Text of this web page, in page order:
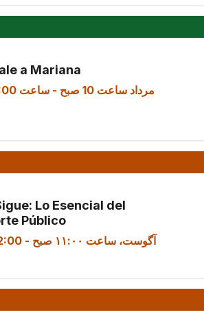
a Mariana
26 مرداد ساعت 10 صبح - ساعت 11:00 صبح
Lo Esencial del
Público
۲۶ آگوست، ساعت ۱۱:۰۰ صبح -